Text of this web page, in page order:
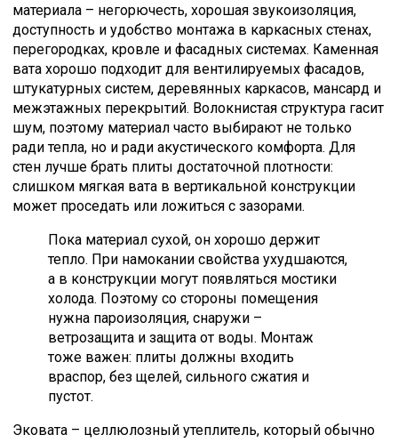
материала – негорючесть, хорошая звукоизоляция,
доступность и удобство монтажа в каркасных стенах,
перегородках, кровле и фасадных системах. Каменная
вата хорошо подходит для вентилируемых фасадов,
штукатурных систем, деревянных каркасов, мансард и
межэтажных перекрытий. Волокнистая структура гасит
шум, поэтому материал часто выбирают не только
ради тепла, но и ради акустического комфорта. Для
стен лучше брать плиты достаточной плотности:
слишком мягкая вата в вертикальной конструкции
может проседать или ложиться с зазорами.
Пока материал сухой, он хорошо держит
тепло. При намокании свойства ухудшаются,
а в конструкции могут появляться мостики
холода. Поэтому со стороны помещения
нужна пароизоляция, снаружи –
ветрозащита и защита от воды. Монтаж
тоже важен: плиты должны входить
враспор, без щелей, сильного сжатия и
пустот.
Эковата – целлюлозный утеплитель, который обычно